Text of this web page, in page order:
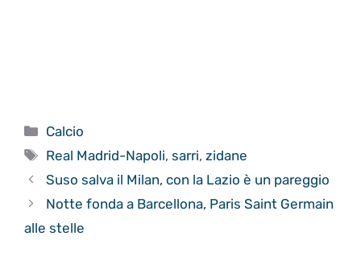
Categorie
Calcio
Tag
Real Madrid-Napoli,sarri,zidane
Suso salva il Milan, con la Lazio è un pareggio
Notte fonda a Barcellona, Paris Saint Germain
alle stelle